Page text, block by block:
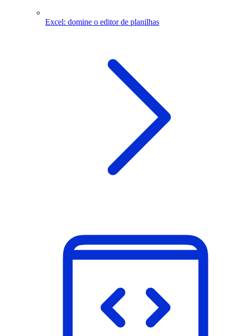
Excel: domine o editor de planilhas